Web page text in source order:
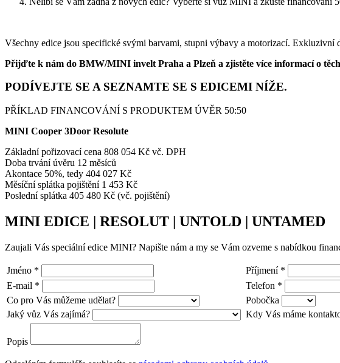
Všechny edice jsou specifické svými barvami, stupni výbavy a motorizací. Exkluzivní
Přijďte k nám do BMW/MINI invelt Praha a Plzeň a zjistěte více informací o
PODÍVEJTE SE A SEZNAMTE SE S EDICEMI NÍŽE.
PŘÍKLAD FINANCOVÁNÍ S PRODUKTEM ÚVĚR 50:50
MINI Cooper 3Door Resolute
Základní pořizovací cena 808 054 Kč vč. DPH
Doba trvání úvěru 12 měsíců
Akontace 50%, tedy 404 027 Kč
Měsíční splátka pojištění 1 453 Kč
Poslední splátka 405 480 Kč (vč. pojištění)
MINI EDICE | RESOLUT | UNTOLD | UNTAMED
Zaujali Vás speciální edice MINI? Napište nám a my se Vám ozveme s nabídkou
Jméno * Příjmení *
E-mail * Telefon *
Co pro Vás můžeme udělat?
Pobočka
Jaký vůz Vás zajímá?
Kdy Vás máme
Popis